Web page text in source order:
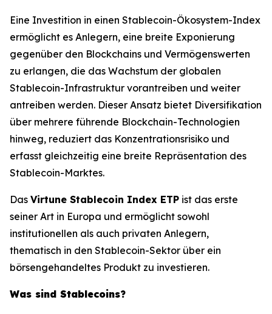
Eine Investition in einen Stablecoin-Ökosystem-Index
ermöglicht es Anlegern, eine breite Exponierung
gegenüber den Blockchains und Vermögenswerten
zu erlangen, die das Wachstum der globalen
Stablecoin-Infrastruktur vorantreiben und weiter
antreiben werden. Dieser Ansatz bietet Diversifikation
über mehrere führende Blockchain-Technologien
hinweg, reduziert das Konzentrationsrisiko und
erfasst gleichzeitig eine breite Repräsentation des
Stablecoin-Marktes.
Das Virtune Stablecoin Index ETP ist das erste
seiner Art in Europa und ermöglicht sowohl
institutionellen als auch privaten Anlegern,
thematisch in den Stablecoin-Sektor über ein
börsengehandeltes Produkt zu investieren.
Was sind Stablecoins?